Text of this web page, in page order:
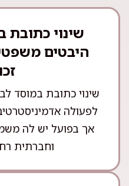
שינוי כתובת
היבטים
שינוי כתובת במוסד
לפעולה
אך בפועל יש לה
וחברתית